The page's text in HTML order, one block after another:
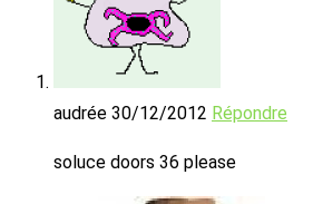
audrée 30/12/2012 Répondre
soluce doors 36 please